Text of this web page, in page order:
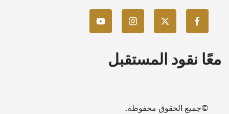
معًا نقود المستقبل
©جميع الحقوق محفوظة.